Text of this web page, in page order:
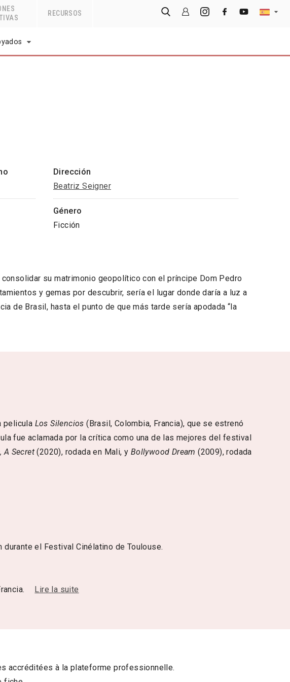
RECURSOS
Dirección
Beatriz Seigner
Género
Ficción
su matrimonio geopolítico con el príncipe Dom Pedro
y gemas por descubrir, sería el lugar donde daría a luz a
de Brasil, hasta el punto de que más tarde sería apodada “la
pelicula Los Silencios (Brasil, Colombia, Francia), que se estrenó
fue aclamada por la crítica como una de las mejores del festival
A Secret (2020), rodada en Mali, y Bollywood Dream (2009), rodada
durante el Festival Cinélatino de Toulouse.
Lire la suite
accréditées à la plateforme professionnelle.